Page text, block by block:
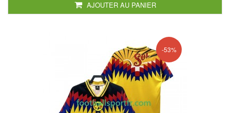
AJOUTER AU PANIER
-53%